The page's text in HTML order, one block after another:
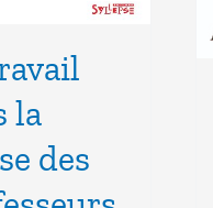
la
des